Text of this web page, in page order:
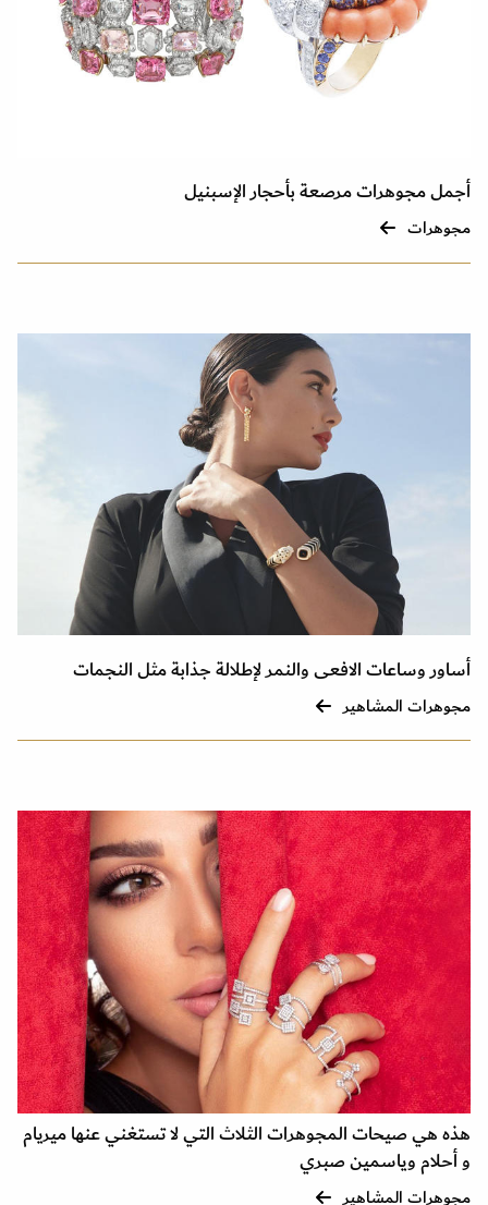
أجمل مجوهرات مرصعة بأحجار الإسبنيل
مجوهرات
أساور وساعات الافعى والنمر لإطلالة جذابة مثل النجمات
مجوهرات المشاهير
هذه هي صيحات المجوهرات الثلاث التي لا تستغني عنها ميريام
و أحلام وياسمين صبري
مجوهرات المشاهير